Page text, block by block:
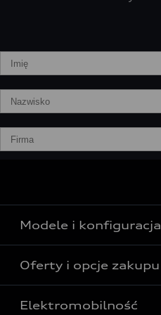
Modele i konfiguracja
Wszystkie modele Audi
Modele elektryczne Audi
Oferty i opcje zakupu
Gotowe do odbioru
Elektromobilność